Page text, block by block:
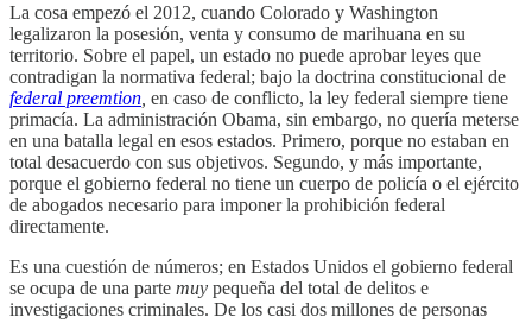
La cosa empezó el 2012, cuando Colorado y Washington
legalizaron la posesión, venta y consumo de marihuana en su
territorio. Sobre el papel, un estado no puede aprobar leyes que
contradigan la normativa federal; bajo la doctrina constitucional de
federal preemtion en caso de conflicto, la ley federal siempre tiene
primacía. La administración Obama, sin embargo, no quería meterse
en una batalla legal en esos estados. Primero, porque no estaban en
total desacuerdo con sus objetivos. Segundo, y más importante,
porque el gobierno federal no tiene un cuerpo de policía o el ejército
de abogados necesario para imponer la prohibición federal
directamente.
Es una cuestión de números; en Estados Unidos el gobierno federal
se ocupa de una parte muy pequeña del total de delitos e
investigaciones criminales. De los casi dos millones de personas